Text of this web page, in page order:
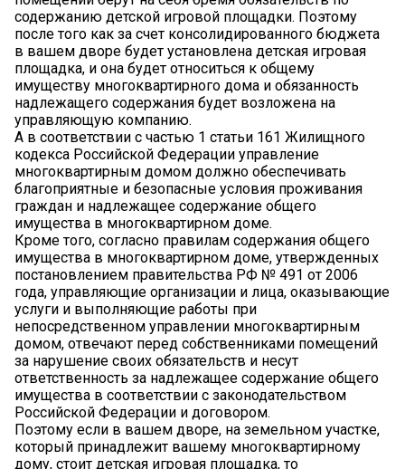
содержанию детской игровой площадки. Поэтому
после того как за счет консолидированного бюджета
в вашем дворе будет установлена детская игровая
площадка, и она будет относиться к общему
имуществу многоквартирного дома и обязанность
надлежащего содержания будет возложена на
управляющую компанию.
А в соответствии с частью 1 статьи 161 Жилищного
кодекса Российской Федерации управление
многоквартирным домом должно обеспечивать
благоприятные и безопасные условия проживания
граждан и надлежащее содержание общего
имущества в многоквартирном доме.
Кроме того, согласно правилам содержания общего
имущества в многоквартирном доме, утвержденных
постановлением правительства РФ № 491 от 2006
года, управляющие организации и лица, оказывающие
услуги и выполняющие работы при
непосредственном управлении многоквартирным
домом, отвечают перед собственниками помещений
за нарушение своих обязательств и несут
ответственность за надлежащее содержание общего
имущества в соответствии с законодательством
Российской Федерации и договором.
Поэтому если в вашем дворе, на земельном участке,
который принадлежит вашему многоквартирному
дому, стоит детская игровая площадка, то